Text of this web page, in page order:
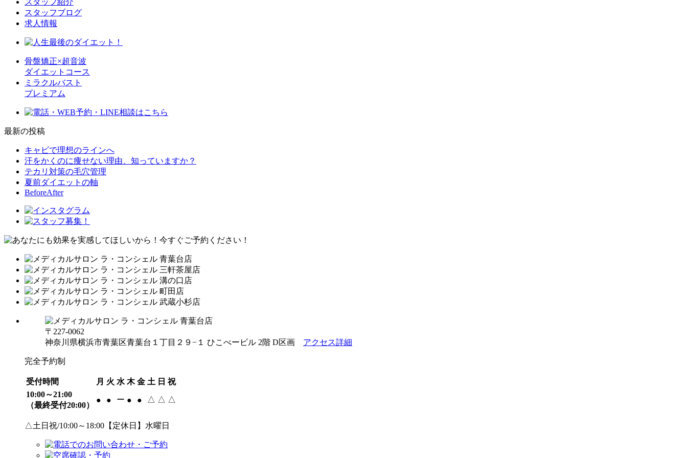
スタッフブログ
求人情報
骨盤矯正×超音波
ダイエットコース
ミラクルバスト
プレミアム
最新の投稿
キャビで理想のラインへ
汗をかくのに痩せない理由、知っていますか？
テカリ対策の毛穴管理
夏前ダイエットの軸
BeforeAfter
〒227-0062
神奈川県横浜市青葉区青葉台１丁目２９−１ ひこべービル 2階 D区画 アクセス詳細
完全予約制
受付時間 月 火 水 木 金 土 日 祝
10:00～21:00
（最終受付20:00）
● ● ー ● ● △ △ △
△土日祝/10:00～18:00【定休日】水曜日